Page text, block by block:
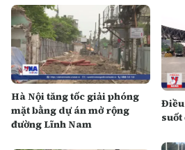
Hà Nội tăng tốc giải phóng
mặt bằng dự án mở rộng
đường Lĩnh Nam
suốt